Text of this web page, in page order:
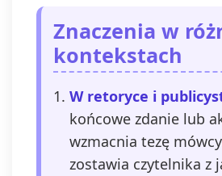
Znaczenia w
kontekstach
W retoryce i
końcowe zdanie lub
wzmacnia tezę
zostawia czytelnika z